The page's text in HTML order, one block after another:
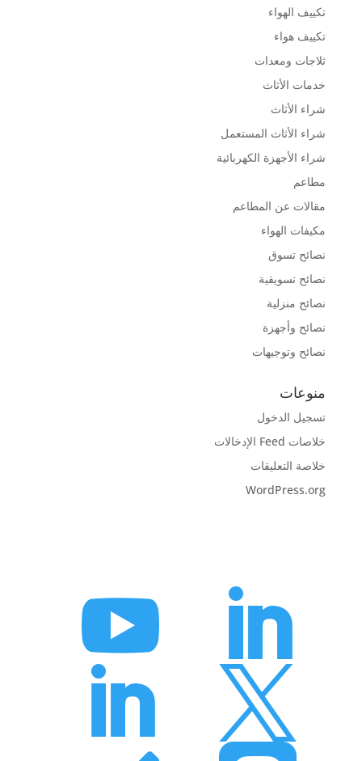
تكييف الهواء
تكييف هواء
ثلاجات ومعدات
خدمات الأثاث
شراء الأثاث
شراء الأثاث المستعمل
شراء الأجهزة الكهربائية
مطاعم
مقالات عن المطاعم
مكيفات الهواء
نصائح تسوق
نصائح تسويقية
نصائح منزلية
نصائح وأجهزة
نصائح وتوجيهات
منوعات
تسجيل الدخول
خلاصات Feed الإدخالات
خلاصة التعليقات
WordPress.org



